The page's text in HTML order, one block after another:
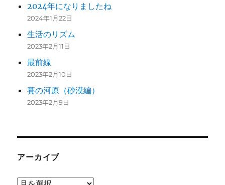
2024年になりましたね
2024年1月22日
生活のリズム
2023年2月11日
最前線
2023年2月10日
賽の河原（砂漠編）
2023年2月9日
アーカイブ
ア